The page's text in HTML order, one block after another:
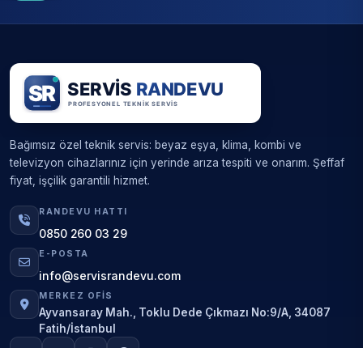
Bağımsız özel teknik servis: beyaz eşya, klima, kombi ve
televizyon cihazlarınız için yerinde arıza tespiti ve onarım. Şeffaf
fiyat, işçilik garantili hizmet.
RANDEVU HATTI
0850 260 03 29
E-POSTA
info@servisrandevu.com
MERKEZ OFIS
Ayvansaray Mah., Toklu Dede Çıkmazı No:9/A, 34087
Fatih/İstanbul